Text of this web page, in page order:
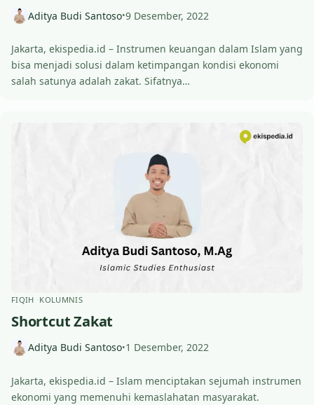
Aditya Budi Santoso•9 Desember, 2022
Jakarta, ekispedia.id – Instrumen keuangan dalam Islam yang
bisa menjadi solusi dalam ketimpangan kondisi ekonomi
salah satunya adalah zakat. Sifatnya…
FIQIH KOLUMNIS
Shortcut Zakat
Aditya Budi Santoso•1 Desember, 2022
Jakarta, ekispedia.id – Islam menciptakan sejumah instrumen
ekonomi yang memenuhi kemaslahatan masyarakat.